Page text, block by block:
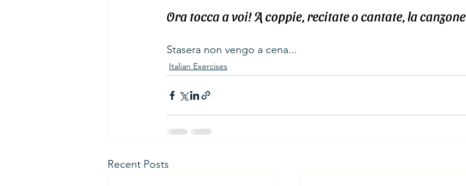
Ora tocca a voi! A coppie, recitate o cantate, la canzone
Stasera non vengo a cena...
Italian Exercises
Recent Posts